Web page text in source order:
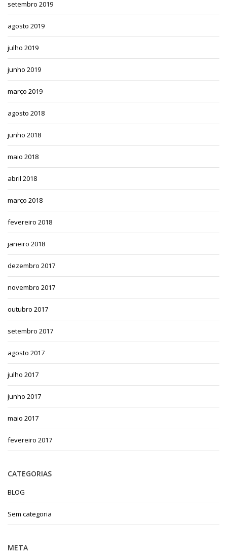
setembro 2019
agosto 2019
julho 2019
junho 2019
março 2019
agosto 2018
junho 2018
maio 2018
abril 2018
março 2018
fevereiro 2018
janeiro 2018
dezembro 2017
novembro 2017
outubro 2017
setembro 2017
agosto 2017
julho 2017
junho 2017
maio 2017
fevereiro 2017
CATEGORIAS
BLOG
Sem categoria
META